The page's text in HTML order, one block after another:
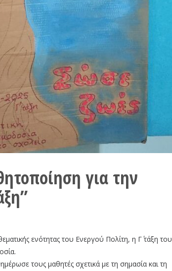
για την
ενότητας του Ενεργού Πολίτη, η Γ΄ τάξη του
τους μαθητές σχετικά με τη σημασία και τη